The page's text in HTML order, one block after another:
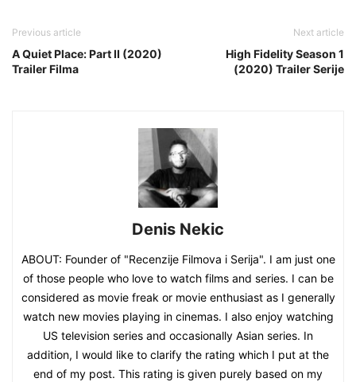
Previous article
A Quiet Place: Part II (2020)
Trailer Filma
Next article
High Fidelity Season 1
(2020) Trailer Serije
Denis Nekic
ABOUT: Founder of "Recenzije Filmova i Serija". I am just one
of those people who love to watch films and series. I can be
considered as movie freak or movie enthusiast as I generally
watch new movies playing in cinemas. I also enjoy watching
US television series and occasionally Asian series. In
addition, I would like to clarify the rating which I put at the
end of my post. This rating is given purely based on my